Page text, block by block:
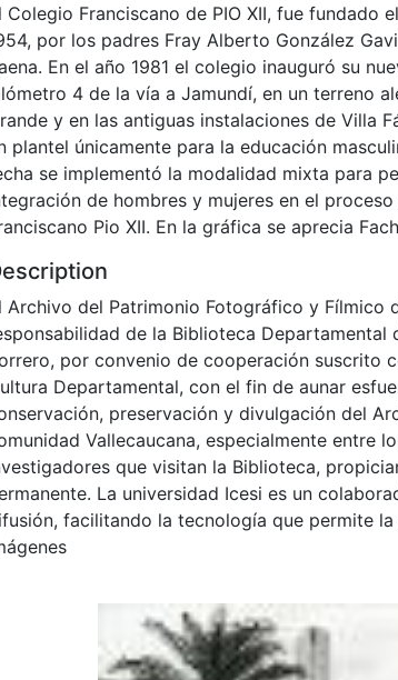
Colegio Franciscano de PIO XII, fue fundado
por los padres Fray Alberto González
En el año 1981 el colegio inauguró su
4 de la vía a Jamundí, en un terreno
y en las antiguas instalaciones de Villa
plantel únicamente para la educación
se implementó la modalidad mixta para
de hombres y mujeres en el
Pio XII. En la gráfica se aprecia
Archivo del Patrimonio Fotográfico y Fílmico
de la Biblioteca Departamental
por convenio de cooperación suscrito
Departamental, con el fin de aunar
preservación y divulgación del
Vallecaucana, especialmente entre
que visitan la Biblioteca,
La universidad Icesi es un
facilitando la tecnología que permite